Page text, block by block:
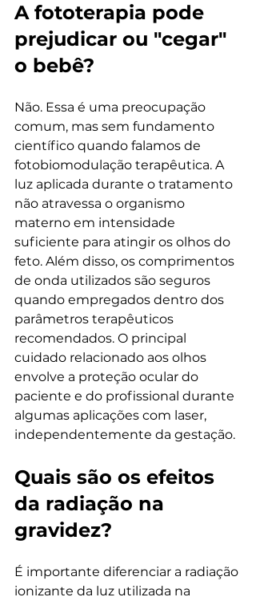
A fototerapia pode
prejudicar ou "cegar"
o bebê?
Não. Essa é uma preocupação
comum, mas sem fundamento
científico quando falamos de
fotobiomodulação terapêutica. A
luz aplicada durante o tratamento
não atravessa o organismo
materno em intensidade
suficiente para atingir os olhos do
feto. Além disso, os comprimentos
de onda utilizados são seguros
quando empregados dentro dos
parâmetros terapêuticos
recomendados. O principal
cuidado relacionado aos olhos
envolve a proteção ocular do
paciente e do profissional durante
algumas aplicações com laser,
independentemente da gestação.
Quais são os efeitos
da radiação na
gravidez?
É importante diferenciar a radiação
ionizante da luz utilizada na